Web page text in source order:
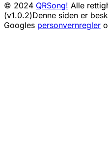
© 2024 QRSong! Alle
(v1.0.2)Denne siden er
Googles personvernregler